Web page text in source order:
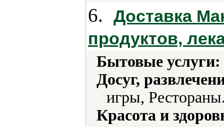
6.
Доставка
продуктов,
Бытовые услуги:
Досуг,
игры,
Красота и